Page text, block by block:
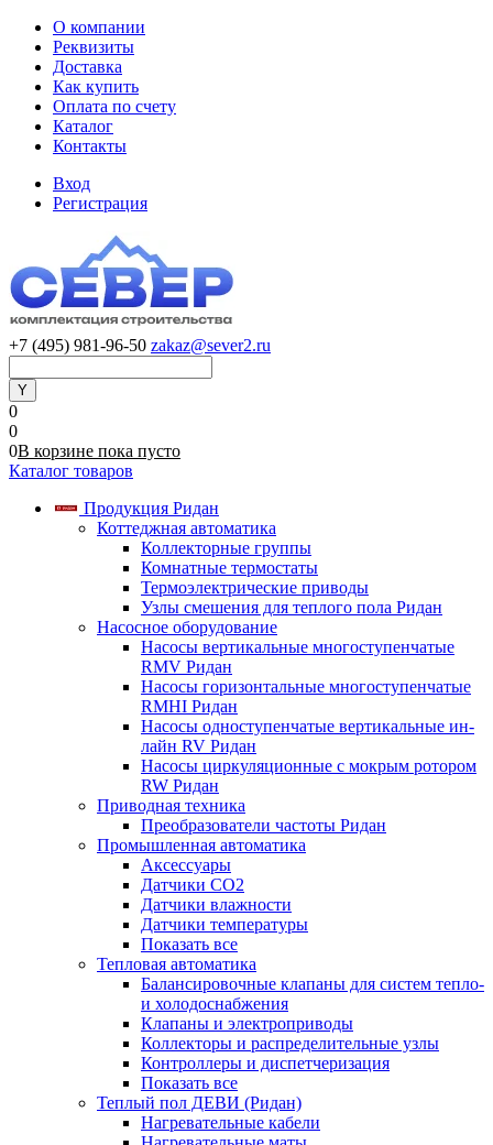
О компании
Реквизиты
Доставка
Как купить
Оплата по счету
Каталог
Контакты
Вход
Регистрация
+7 (495) 981-96-50 zakaz@sever2.ru
0
0
0В корзине пока пусто
Каталог товаров
Продукция Ридан
Коттеджная автоматика
Коллекторные группы
Комнатные термостаты
Термоэлектрические приводы
Узлы смешения для теплого пола Ридан
Насосное оборудование
Насосы вертикальные многоступенчатые
RMV Ридан
Насосы горизонтальные многоступенчатые
RMHI Ридан
Насосы одноступенчатые вертикальные ин-
лайн RV Ридан
Насосы циркуляционные с мокрым ротором
RW Ридан
Приводная техника
Преобразователи частоты Ридан
Промышленная автоматика
Аксессуары
Датчики CO2
Датчики влажности
Датчики температуры
Показать все
Тепловая автоматика
Балансировочные клапаны для систем тепло-
и холодоснабжения
Клапаны и электроприводы
Коллекторы и распределительные узлы
Контроллеры и диспетчеризация
Показать все
Теплый пол ДЕВИ (Ридан)
Нагревательные кабели